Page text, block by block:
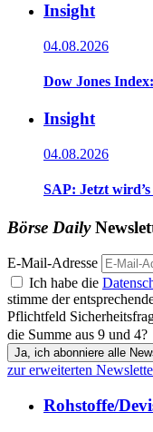
Insight
04.08.2026
Dow Jones
Insight
04.08.2026
SAP: Jetzt
Börse Daily
E-Mail-Adresse
Ich habe die
stimme der
Pflichtfeld
die Summe aus 9 und 4?
Ja, ich abonniere alle
zur erweiterten
Rohstoffe/